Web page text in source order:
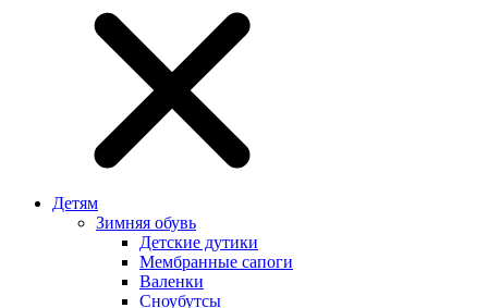
Детям
Зимняя обувь
Детские дутики
Мембранные сапоги
Валенки
Сноубутсы